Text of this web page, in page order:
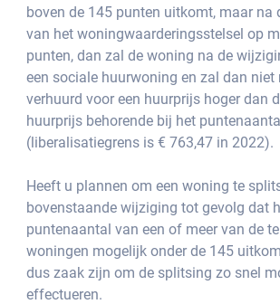
boven de 145 punten uitkomt, maar na
van het woningwaarderingsstelsel op
punten, dan zal de woning na de
een sociale huurwoning en zal dan niet
verhuurd voor een huurprijs hoger dan
huurprijs behorende bij het
(liberalisatiegrens is € 763,47 in 2022).
Heeft u plannen om een woning te
bovenstaande wijziging tot gevolg dat
puntenaantal van een of meer van de
woningen mogelijk onder de 145
dus zaak zijn om de splitsing zo snel
effectueren.